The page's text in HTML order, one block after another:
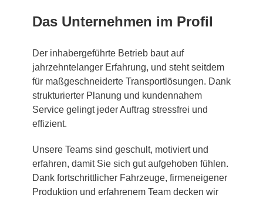
Das Unternehmen im Profil
Der inhabergeführte Betrieb baut auf
jahrzehntelanger Erfahrung, und steht seitdem
für maßgeschneiderte Transportlösungen. Dank
strukturierter Planung und kundennahem
Service gelingt jeder Auftrag stressfrei und
effizient.
Unsere Teams sind geschult, motiviert und
erfahren, damit Sie sich gut aufgehoben fühlen.
Dank fortschrittlicher Fahrzeuge, firmeneigener
Produktion und erfahrenem Team decken wir